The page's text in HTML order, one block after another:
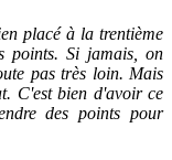
placé à la trentième
points. Si jamais, on
pas très loin. Mais
C'est bien d'avoir ce
des points pour